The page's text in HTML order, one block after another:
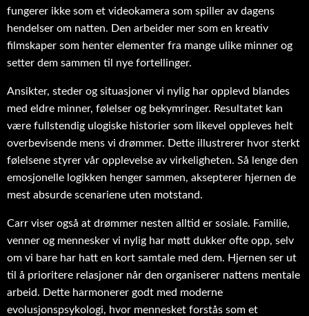
fungerer ikke som et videokamera som spiller av dagens
hendelser om natten. Den arbeider mer som en kreativ
filmskaper som henter elementer fra mange ulike minner og
setter dem sammen til nye fortellinger.
Ansikter, steder og situasjoner vi nylig har opplevd blandes
med eldre minner, følelser og bekymringer. Resultatet kan
være fullstendig ulogiske historier som likevel oppleves helt
overbevisende mens vi drømmer. Dette illustrerer hvor sterkt
følelsene styrer vår opplevelse av virkeligheten. Så lenge den
emosjonelle logikken henger sammen, aksepterer hjernen de
mest absurde scenariene uten motstand.
Carr viser også at drømmer nesten alltid er sosiale. Familie,
venner og mennesker vi nylig har møtt dukker ofte opp, selv
om vi bare har hatt en kort samtale med dem. Hjernen ser ut
til å prioritere relasjoner når den organiserer nattens mentale
arbeid. Dette harmonerer godt med moderne
evolusjonspsykologi, hvor mennesket forstås som et